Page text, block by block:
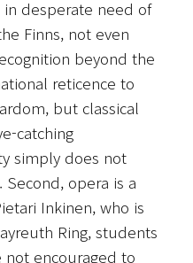
in desperate need of
Finns, not even
beyond the
reticence to
but classical
catching
simply does not
opera is a
Inkinen, who is
Ring, students
not encouraged to